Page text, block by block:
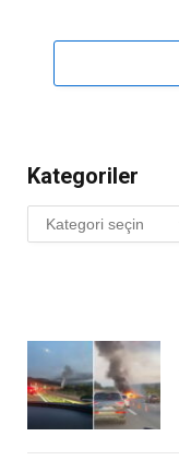
Kategoriler
Kategoriler